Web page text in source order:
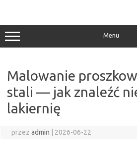
Menu
Malowanie
stali — jak znaleźć
lakiernię
przez admin 2026-06-22